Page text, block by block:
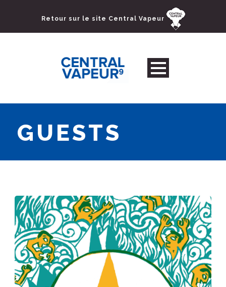
Retour sur le site Central Vapeur
GUESTS